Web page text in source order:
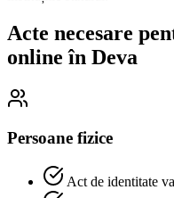
Acte necesare
online în Deva
Persoane fizice
Act de identitate